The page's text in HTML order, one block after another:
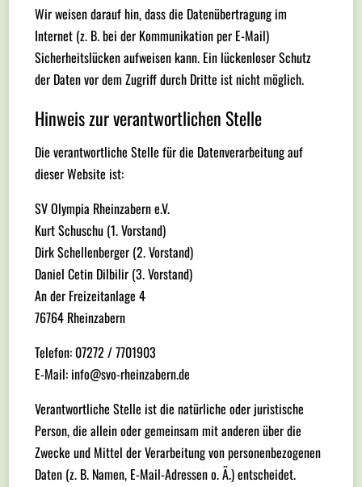
Wir weisen darauf hin, dass die Datenübertragung im
Internet (z. B. bei der Kommunikation per E-Mail)
Sicherheitslücken aufweisen kann. Ein lückenloser Schutz
der Daten vor dem Zugriff durch Dritte ist nicht möglich.
Hinweis zur verantwortlichen Stelle
Die verantwortliche Stelle für die Datenverarbeitung auf
dieser Website ist:
SV Olympia Rheinzabern e.V.
Kurt Schuschu (1. Vorstand)
Dirk Schellenberger (2. Vorstand)
Daniel Cetin Dilbilir (3. Vorstand)
An der Freizeitanlage 4
76764 Rheinzabern
Telefon: 07272 / 7701903
E-Mail: info@svo-rheinzabern.de
Verantwortliche Stelle ist die natürliche oder juristische
Person, die allein oder gemeinsam mit anderen über die
Zwecke und Mittel der Verarbeitung von personenbezogenen
Daten (z. B. Namen, E-Mail-Adressen o. Ä.) entscheidet.